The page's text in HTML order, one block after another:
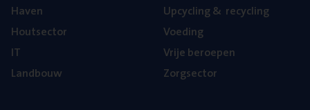
Haven
Hout­sec­tor
IT
Land­bouw
Upcy­cling& recycling
Voe­ding
Vrije beroe­pen
Zorg­sec­tor